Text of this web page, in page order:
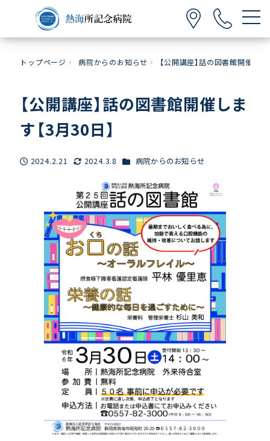
トップページ 病院からのお知らせ 【公開講座】話の図書館開催しま
【公開講座】話の図書館開催しま
す【3月30日】
投稿日
2024.2.21
更新日
2024.3.8 カテゴリー
病院からのお知らせ